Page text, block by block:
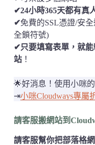
✔24小時365天都有真
✔免費的SSL憑證/安
全鎖符號)
✔只要填寫表單，就
站！
🌟好消息！使用小咪
⇥小咪Cloudways專屬
請客服搬網站到
請客服幫你把部落格